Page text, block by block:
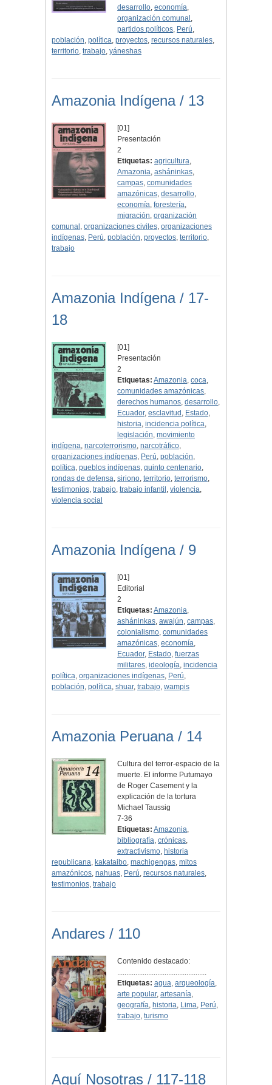
desarrollo,economía,
organización comunal ,
partidos políticos, Perú,
población, política, proyectos, recursos naturales,
territorio, trabajo, yáneshas
Amazonia Indígena / 13
[01]
Presentación
2
Etiquetas: agricultura,
Amazonia,asháninkas,
campas,comunidades
amazónicas,desarrollo,
economía,forestería,
migración,organización
comunal , organizaciones civiles, organizaciones
indígenas, Perú, población, proyectos, territorio,
trabajo
Amazonia Indígena / 17-
18
[01]
Presentación
2
Etiquetas: Amazonia,coca,
comunidades amazónicas,
derechos humanos,desarrollo,
Ecuador,esclavitud , Estado,
historia,incidencia política,
legislación,movimiento
indígena, narcoterrorismo, narcotráfico,
organizaciones indígenas, Perú, población,
política, pueblos indígenas, quinto centenario,
rondas de defensa, siriono, territorio, terrorismo,
testimonios, trabajo, trabajo infantil , violencia,
violencia social
Amazonia Indígena / 9
[01]
Editorial
2
Etiquetas: Amazonia,
asháninkas,awajún,campas,
colonialismo,comunidades
amazónicas,economía,
Ecuador, Estado,fuerzas
militares,ideología,incidencia
política, organizaciones indígenas, Perú,
población, política, shuar, trabajo, wampis
Amazonia Peruana / 14
Cultura del terror-espacio de la
muerte. El informe Putumayo
de Roger Casement y la
explicación de la tortura
Michael Taussig
7-36
Etiquetas: Amazonia,
bibliografía,crónicas,
extractivismo, historia
republicana, kakataibo, machigengas, mitos
amazónicos, nahuas, Perú, recursos naturales,
testimonios, trabajo
Andares / 110
Contenido destacado:
.................................................
Etiquetas: agua,arqueología,
arte popular,artesanía,
geografía, historia, Lima, Perú,
trabajo,turismo
Aquí Nosotras / 117-118